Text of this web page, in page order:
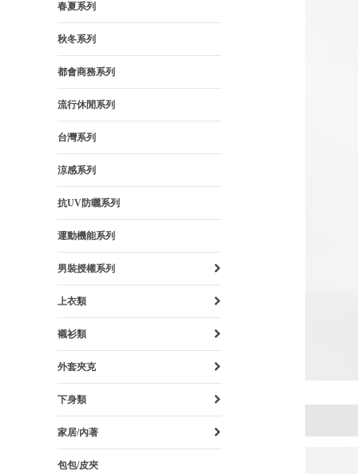
春夏系列
秋冬系列
都會商務系列
流行休閒系列
台灣系列
涼感系列
抗UV防曬系列
運動機能系列
男裝授權系列
上衣類
襯衫類
外套夾克
下身類
家居/內著
包包/皮夾